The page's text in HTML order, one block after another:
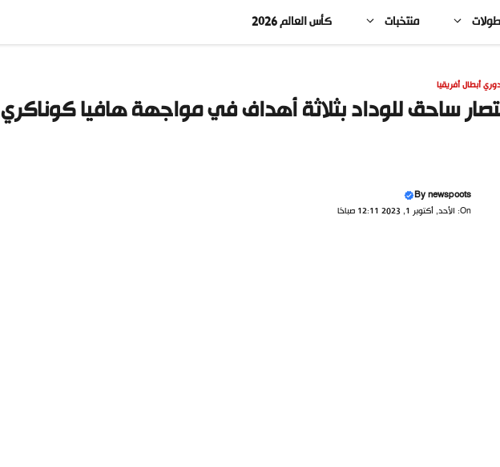
منتخبات كأس العالم 2026
أبطال أفريقيا
ساحق للوداد بثلاثة أهداف في مواجهة هافيا كوناكري
Bynewspoots
On: الأحد, أكتوبر 1, 2023 12:11 صباحًا